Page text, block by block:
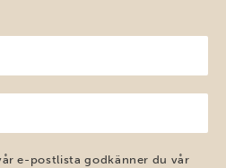
e-postlista godkänner du vår